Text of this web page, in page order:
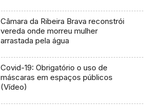
Câmara da Ribeira Brava reconstrói
vereda onde morreu mulher
arrastada pela água
Covid-19: Obrigatório o uso de
máscaras em espaços públicos
(Vídeo)